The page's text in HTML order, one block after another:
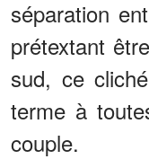
séparation
prétextant
sud, ce
terme à
couple.